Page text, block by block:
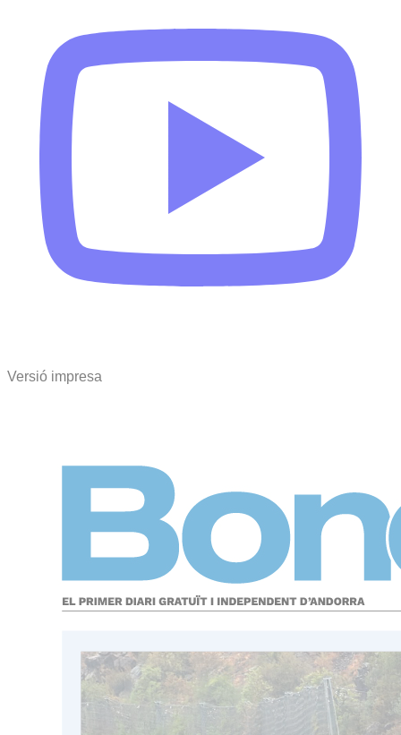
Versió impresa